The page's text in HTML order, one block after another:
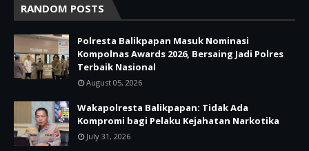
RANDOM POSTS
Polresta Balikpapan Masuk Nominasi
Kompolnas Awards 2026, Bersaing Jadi Polres
Terbaik Nasional
August 05, 2026
Wakapolresta Balikpapan: Tidak Ada
Kompromi bagi Pelaku Kejahatan Narkotika
July 31, 2026